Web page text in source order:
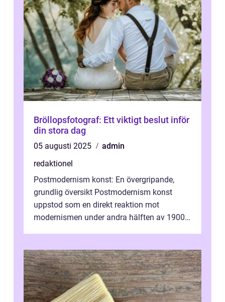
Bröllopsfotograf: Ett viktigt beslut inför
din stora dag
05 augusti 2025
admin
redaktionel
Postmodernism konst: En övergripande,
grundlig översikt Postmodernism konst
uppstod som en direkt reaktion mot
modernismen under andra hälften av 1900-